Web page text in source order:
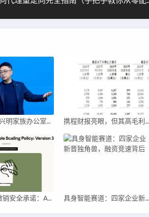
千亿富翁朱兴明家族办公室进军VC圈 携程财报亮眼，但其高毛利引发行业争议
Anthropic撤销安全承诺：AI竞赛中的伦理与商业博弈 具身智能赛道：四家企业新晋独角兽，融资竞速背后